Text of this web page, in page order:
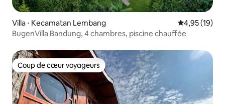
Villa ⋅ Kecamatan Lembang Évaluation
4,95 (19)
BugenVilla Bandung, 4 chambres, piscine chauffée
Coup de cœur voyageurs
Coup de cœur voyageurs